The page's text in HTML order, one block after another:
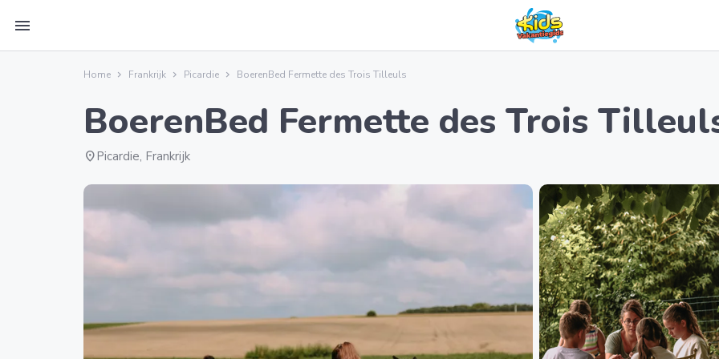
menu
Home Frankrijk Picardie BoerenBed Fermette des Trois Tilleuls
BoerenBed Fermette des Trois
location_onPicardie, Frankrijk